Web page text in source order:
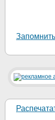
Запомнить